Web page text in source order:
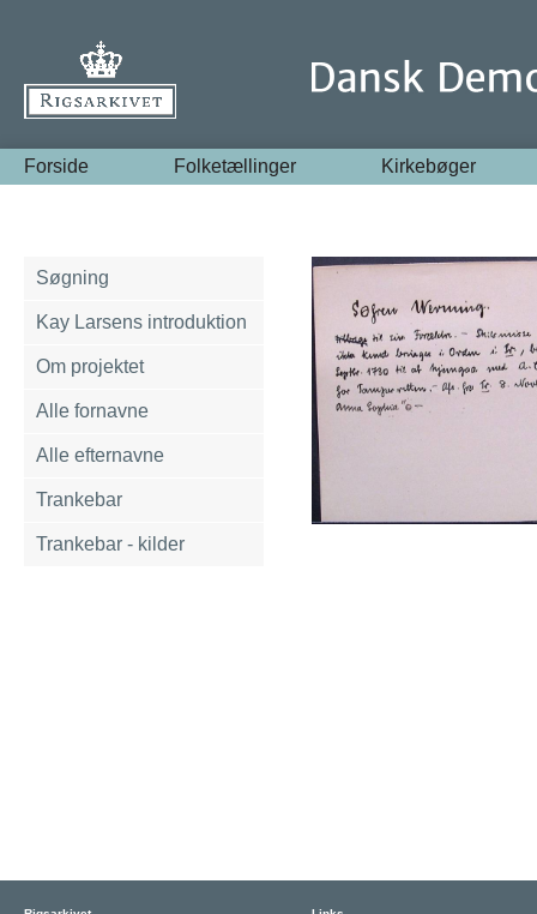
Forside Folketællinger Kirkebøger
Søgning
Kay Larsens introduktion
Om projektet
Alle fornavne
Alle efternavne
Trankebar
Trankebar - kilder